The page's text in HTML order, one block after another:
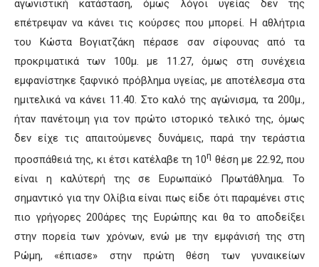
αγωνιστική κατάσταση, όμως λόγοι υγείας δεν της
επέτρεψαν να κάνει τις κούρσες που μπορεί. Η αθλήτρια
του Κώστα Βογιατζάκη πέρασε σαν σίφουνας από τα
προκριματικά των 100μ. με 11.27, όμως στη συνέχεια
εμφανίστηκε ξαφνικό πρόβλημα υγείας, με αποτέλεσμα στα
ημιτελικά να κάνει 11.40. Στο καλό της αγώνισμα, τα 200μ.,
ήταν πανέτοιμη για τον πρώτο ιστορικό τελικό της, όμως
δεν είχε τις απαιτούμενες δυνάμεις, παρά την τεράστια
προσπάθειά της, κι έτσι κατέλαβε τη 10η θέση με 22.92, που
είναι η καλύτερή της σε Ευρωπαϊκό Πρωτάθλημα. Το
σημαντικό για την Ολίβια είναι πως είδε ότι παραμένει στις
πιο γρήγορες 200άρες της Ευρώπης και θα το αποδείξει
στην πορεία των χρόνων, ενώ με την εμφάνισή της στη
Ρώμη, «έπιασε» στην πρώτη θέση των γυναικείων